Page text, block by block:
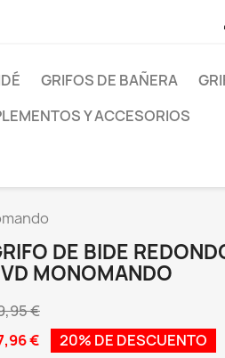
GRIFOS DE BAÑERA
Y ACCESORIOS
DE BIDE
MONOMANDO
€
€
20% DE DESCUENTO